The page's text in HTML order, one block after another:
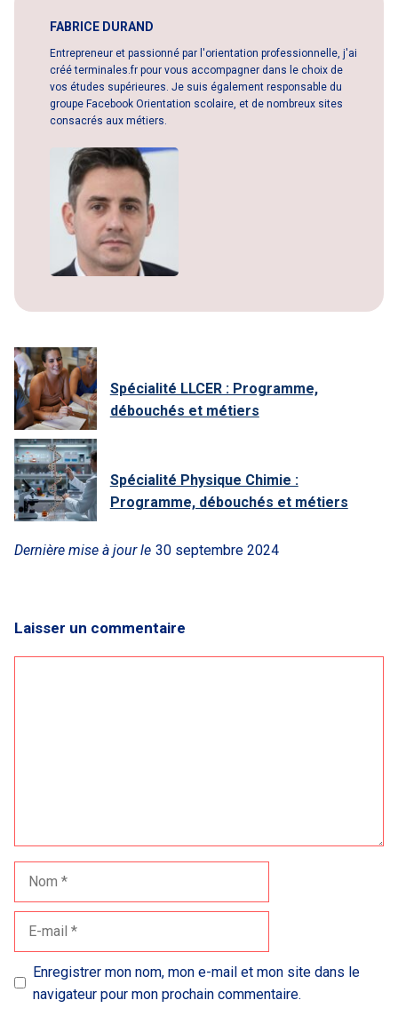
FABRICE DURAND
Entrepreneur et passionné par l'orientation professionnelle, j'ai
créé terminales.fr pour vous accompagner dans le choix de
vos études supérieures. Je suis également responsable du
groupe Facebook Orientation scolaire, et de nombreux sites
consacrés aux métiers.
Spécialité LLCER : Programme,
débouchés et métiers
Spécialité Physique Chimie :
Programme, débouchés et métiers
Dernière mise à jour le 30 septembre 2024
Laisser un commentaire
Enregistrer mon nom, mon e-mail et mon site dans le
navigateur pour mon prochain commentaire.